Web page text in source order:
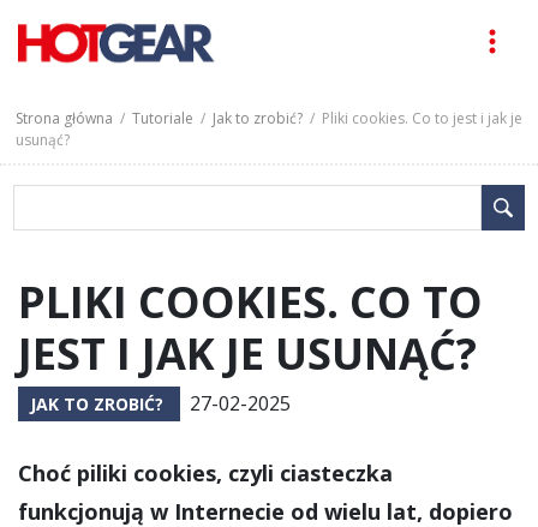
Strona główna /Tutoriale / Jak to zrobić? / Pliki cookies. Co to jest i jak je
usunąć?
PLIKI COOKIES. CO TO
JEST I JAK JE USUNĄĆ?
JAK TO ZROBIĆ? 27-02-2025
Choć piliki cookies, czyli ciasteczka
funkcjonują w Internecie od wielu lat, dopiero